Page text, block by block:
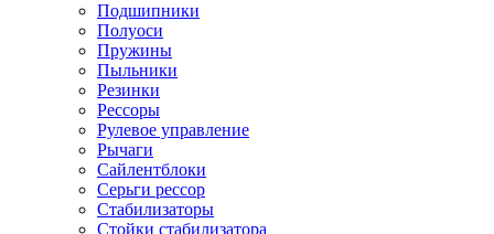
Подшипники
Полуоси
Пружины
Пыльники
Резинки
Рессоры
Рулевое управление
Рычаги
Сайлентблоки
Серьги рессор
Стабилизаторы
Стойки стабилизатора